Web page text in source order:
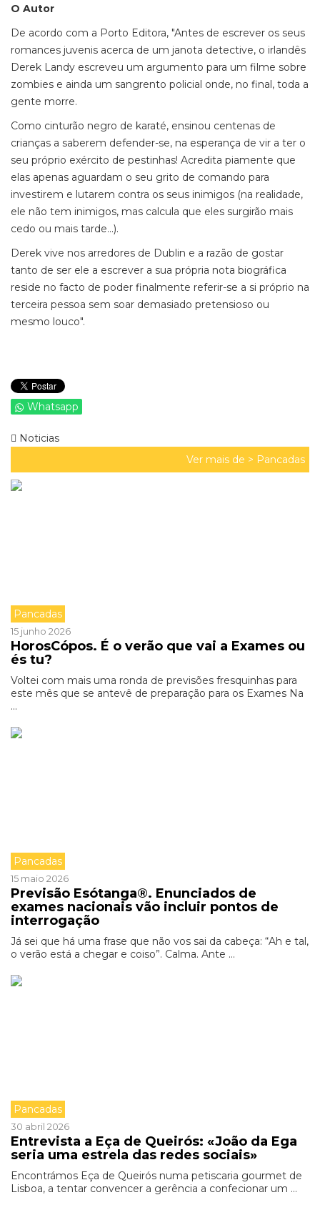
O Autor
De acordo com a Porto Editora, "Antes de escrever os seus
romances juvenis acerca de um janota detective, o irlandês
Derek Landy escreveu um argumento para um filme sobre
zombies e ainda um sangrento policial onde, no final, toda a
gente morre.
Como cinturão negro de karaté, ensinou centenas de
crianças a saberem defender-se, na esperança de vir a ter o
seu próprio exército de pestinhas! Acredita piamente que
elas apenas aguardam o seu grito de comando para
investirem e lutarem contra os seus inimigos (na realidade,
ele não tem inimigos, mas calcula que eles surgirão mais
cedo ou mais tarde...).
Derek vive nos arredores de Dublin e a razão de gostar
tanto de ser ele a escrever a sua própria nota biográfica
reside no facto de poder finalmente referir-se a si próprio na
terceira pessoa sem soar demasiado pretensioso ou
mesmo louco".
Whatsapp
Noticias
Ver mais de > Pancadas
Pancadas
15 junho 2026
HorosCópos. É o verão que vai a Exames ou
és tu?
Voltei com mais uma ronda de previsões fresquinhas para
este mês que se antevê de preparação para os Exames Na
...
Pancadas
15 maio 2026
Previsão Esótanga®. Enunciados de
exames nacionais vão incluir pontos de
interrogação
Já sei que há uma frase que não vos sai da cabeça: “Ah e tal,
o verão está a chegar e coiso”. Calma. Ante ...
Pancadas
30 abril 2026
Entrevista a Eça de Queirós: «João da Ega
seria uma estrela das redes sociais»
Encontrámos Eça de Queirós numa petiscaria gourmet de
Lisboa, a tentar convencer a gerência a confecionar um ...